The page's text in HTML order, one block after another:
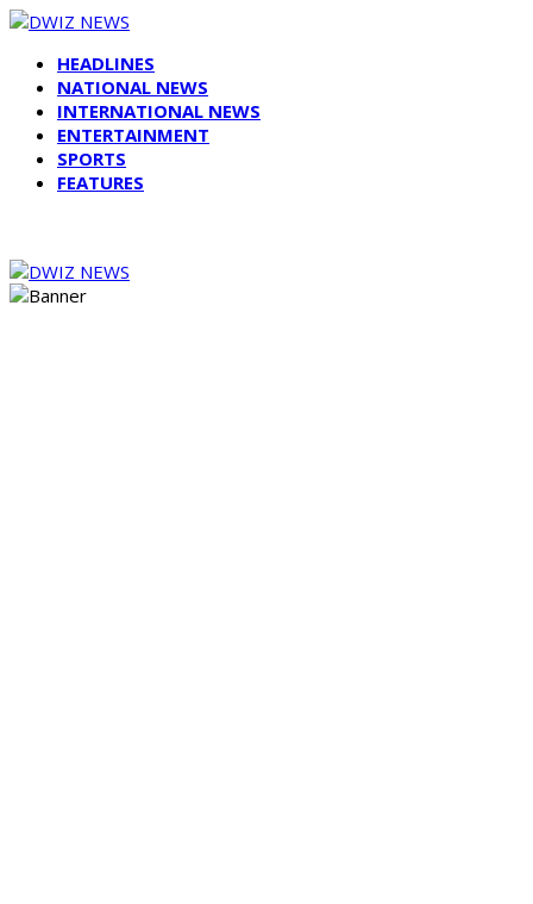
HEADLINES
NATIONAL NEWS
INTERNATIONAL NEWS
ENTERTAINMENT
SPORTS
FEATURES